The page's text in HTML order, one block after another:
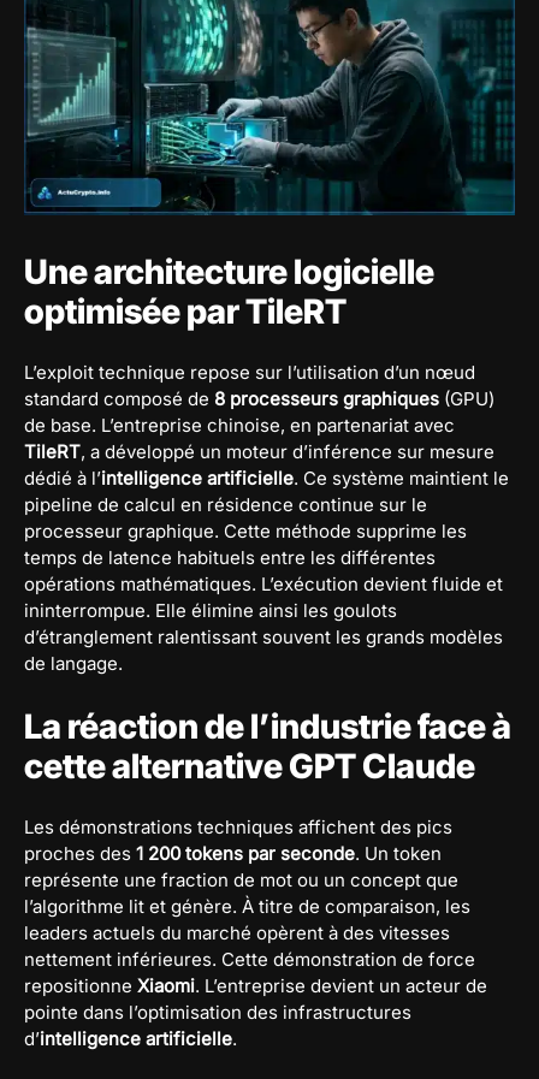
Une architecture logicielle
optimisée par TileRT
L’exploit technique repose sur l’utilisation d’un nœud
standard composé de 8 processeurs graphiques (GPU)
de base. L’entreprise chinoise, en partenariat avec
TileRT, a développé un moteur d’inférence sur mesure
dédié à l’intelligence artificielle. Ce système maintient le
pipeline de calcul en résidence continue sur le
processeur graphique. Cette méthode supprime les
temps de latence habituels entre les différentes
opérations mathématiques. L’exécution devient fluide et
ininterrompue. Elle élimine ainsi les goulots
d’étranglement ralentissant souvent les grands modèles
de langage.
La réaction de l’industrie face à
cette alternative GPT Claude
Les démonstrations techniques affichent des pics
proches des 1 200 tokens par seconde. Un token
représente une fraction de mot ou un concept que
l’algorithme lit et génère. À titre de comparaison, les
leaders actuels du marché opèrent à des vitesses
nettement inférieures. Cette démonstration de force
repositionne Xiaomi. L’entreprise devient un acteur de
pointe dans l’optimisation des infrastructures
d’intelligence artificielle.